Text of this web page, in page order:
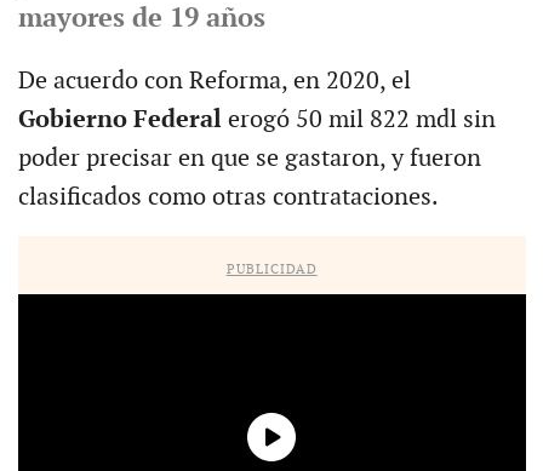
mayores de 19 años
De acuerdo con Reforma, en 2020, el
Gobierno Federalerogó 50 mil 822 mdl sin
poder precisar en que se gastaron, y fueron
clasificados como otras contrataciones.
PUBLICIDAD